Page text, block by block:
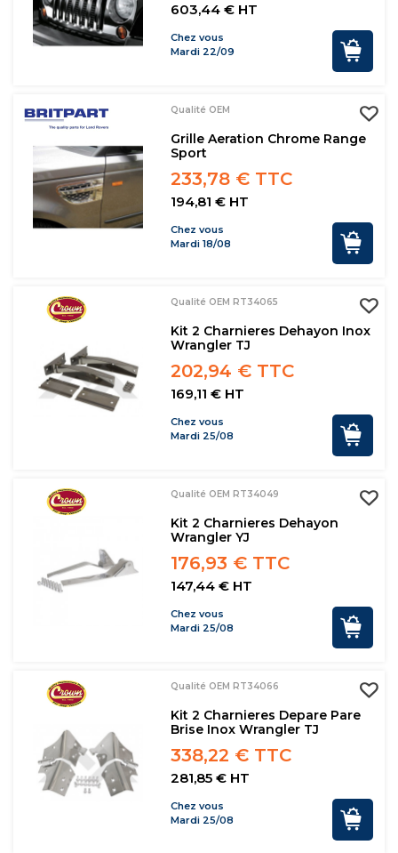
603,44 € HT
Chez vous
Mardi 22/09
Qualité OEM
Grille Aeration Chrome Range
Sport
233,78 € TTC
194,81 € HT
Chez vous
Mardi 18/08
Qualité OEM RT34065
Kit 2 Charnieres Dehayon Inox
Wrangler TJ
202,94 € TTC
169,11 € HT
Chez vous
Mardi 25/08
Qualité OEM RT34049
Kit 2 Charnieres Dehayon
Wrangler YJ
176,93 € TTC
147,44 € HT
Chez vous
Mardi 25/08
Qualité OEM RT34066
Kit 2 Charnieres Depare Pare
Brise Inox Wrangler TJ
338,22 € TTC
281,85 € HT
Chez vous
Mardi 25/08